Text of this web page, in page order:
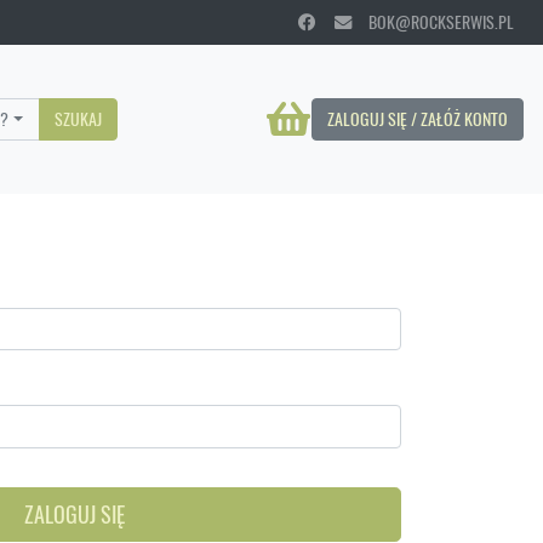
BOK@ROCKSERWIS.PL
ZALOGUJ SIĘ / ZAŁÓŻ KONTO
SZUKAJ
ZALOGUJ SIĘ